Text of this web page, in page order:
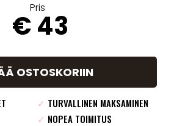
Pris
€ 43
OSTOSKORIIN
✓ TURVALLINEN MAKSAMINEN
✓ NOPEA TOIMITUS